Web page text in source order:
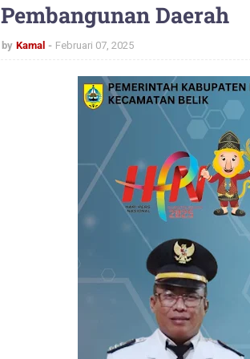
Pembangunan Daerah
by Kamal Februari 07, 2025